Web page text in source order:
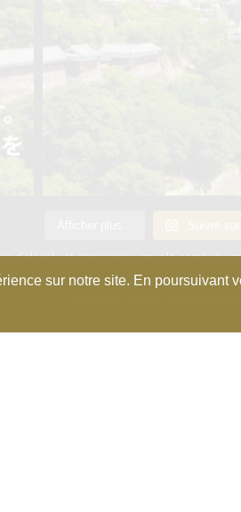
sur notre site. En poursuivant
d’alcool est dangeureux pour la santé, à